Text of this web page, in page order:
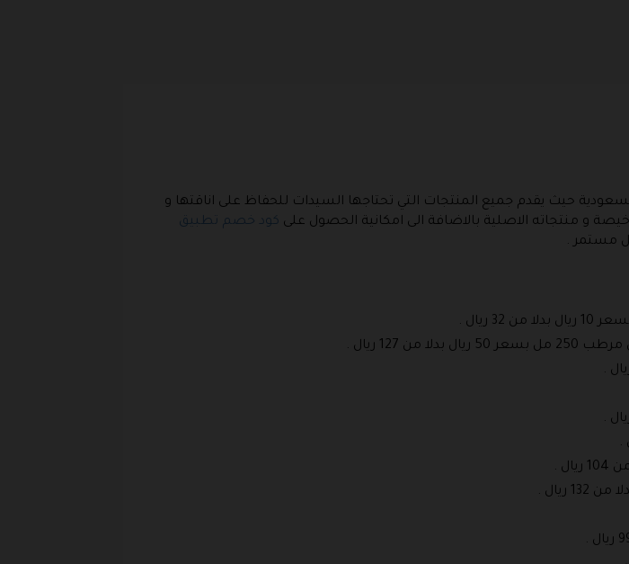
حيث يقدم جميع المنتجات التي تحتاجها السيدات للحفاظ على اناقتها و
و منتجاته الاصلية بالاضافة الى امكانية الحصول على كود خصم تطبيق
مستمر .